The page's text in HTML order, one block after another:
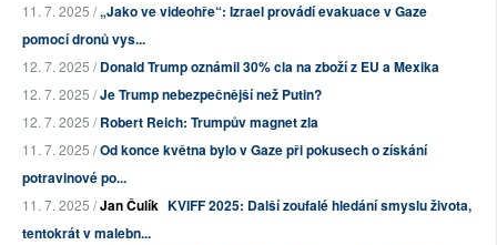
11. 7. 2025 /„Jako ve videohře“: Izrael provádí evakuace v Gaze
pomocí dronů vys...
12. 7. 2025 /Donald Trump oznámil 30% cla na zboží z EU a Mexika
12. 7. 2025 /Je Trump nebezpečnější než Putin?
12. 7. 2025 /Robert Reich: Trumpův magnet zla
11. 7. 2025 /Od konce května bylo v Gaze při pokusech o získání
potravinové po...
11. 7. 2025 /Jan Čulík KVIFF 2025: Další zoufalé hledání smyslu života,
tentokrát v malebn...